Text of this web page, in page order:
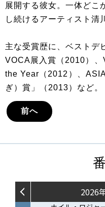
展開する彼女。一体どこ
し続けるアーティスト清
主な受賞歴に、ベストデ
VOCA展入賞（2010）
the Year（2012）、
ぎ）賞」（2013）など。
前へ